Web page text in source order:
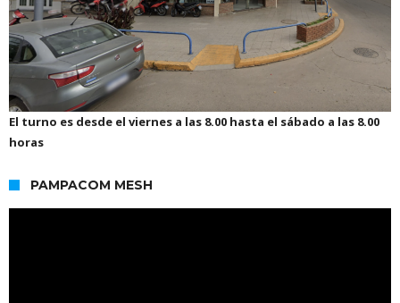
El turno es desde el viernes a las 8.00 hasta el sábado a las 8.00
horas
PAMPACOM MESH